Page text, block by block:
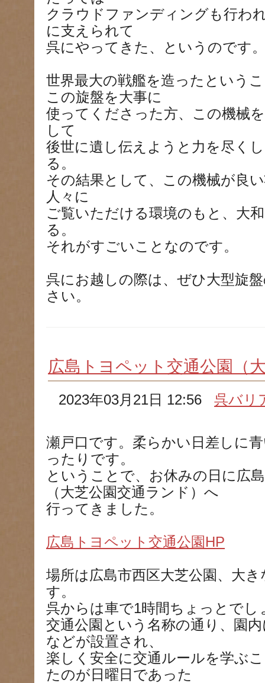
クラウドファンディングも行わ
に支えられて
呉にやってきた、というのです
世界最大の戦艦を造ったという
この旋盤を大事に
使ってくださった方、この機械
して
後世に遺し伝えようと力を尽く
る。
その結果として、この機械が良
人々に
ご覧いただける環境のもと、大
る。
それがすごいことなのです。
呉にお越しの際は、ぜひ大型旋
さい。
広島トヨペット交通公園（
2023年03月21日 12:56呉バリ
瀬戸口です。柔らかい日差しに
ったりです。
ということで、お休みの日に広
（大芝公園交通ランド）へ
行ってきました。
広島トヨペット交通公園HP
場所は広島市西区大芝公園、大
す。
呉からは車で1時間ちょっとでし
交通公園という名称の通り、園
などが設置され、
楽しく安全に交通ルールを学ぶ
たのが日曜日であった